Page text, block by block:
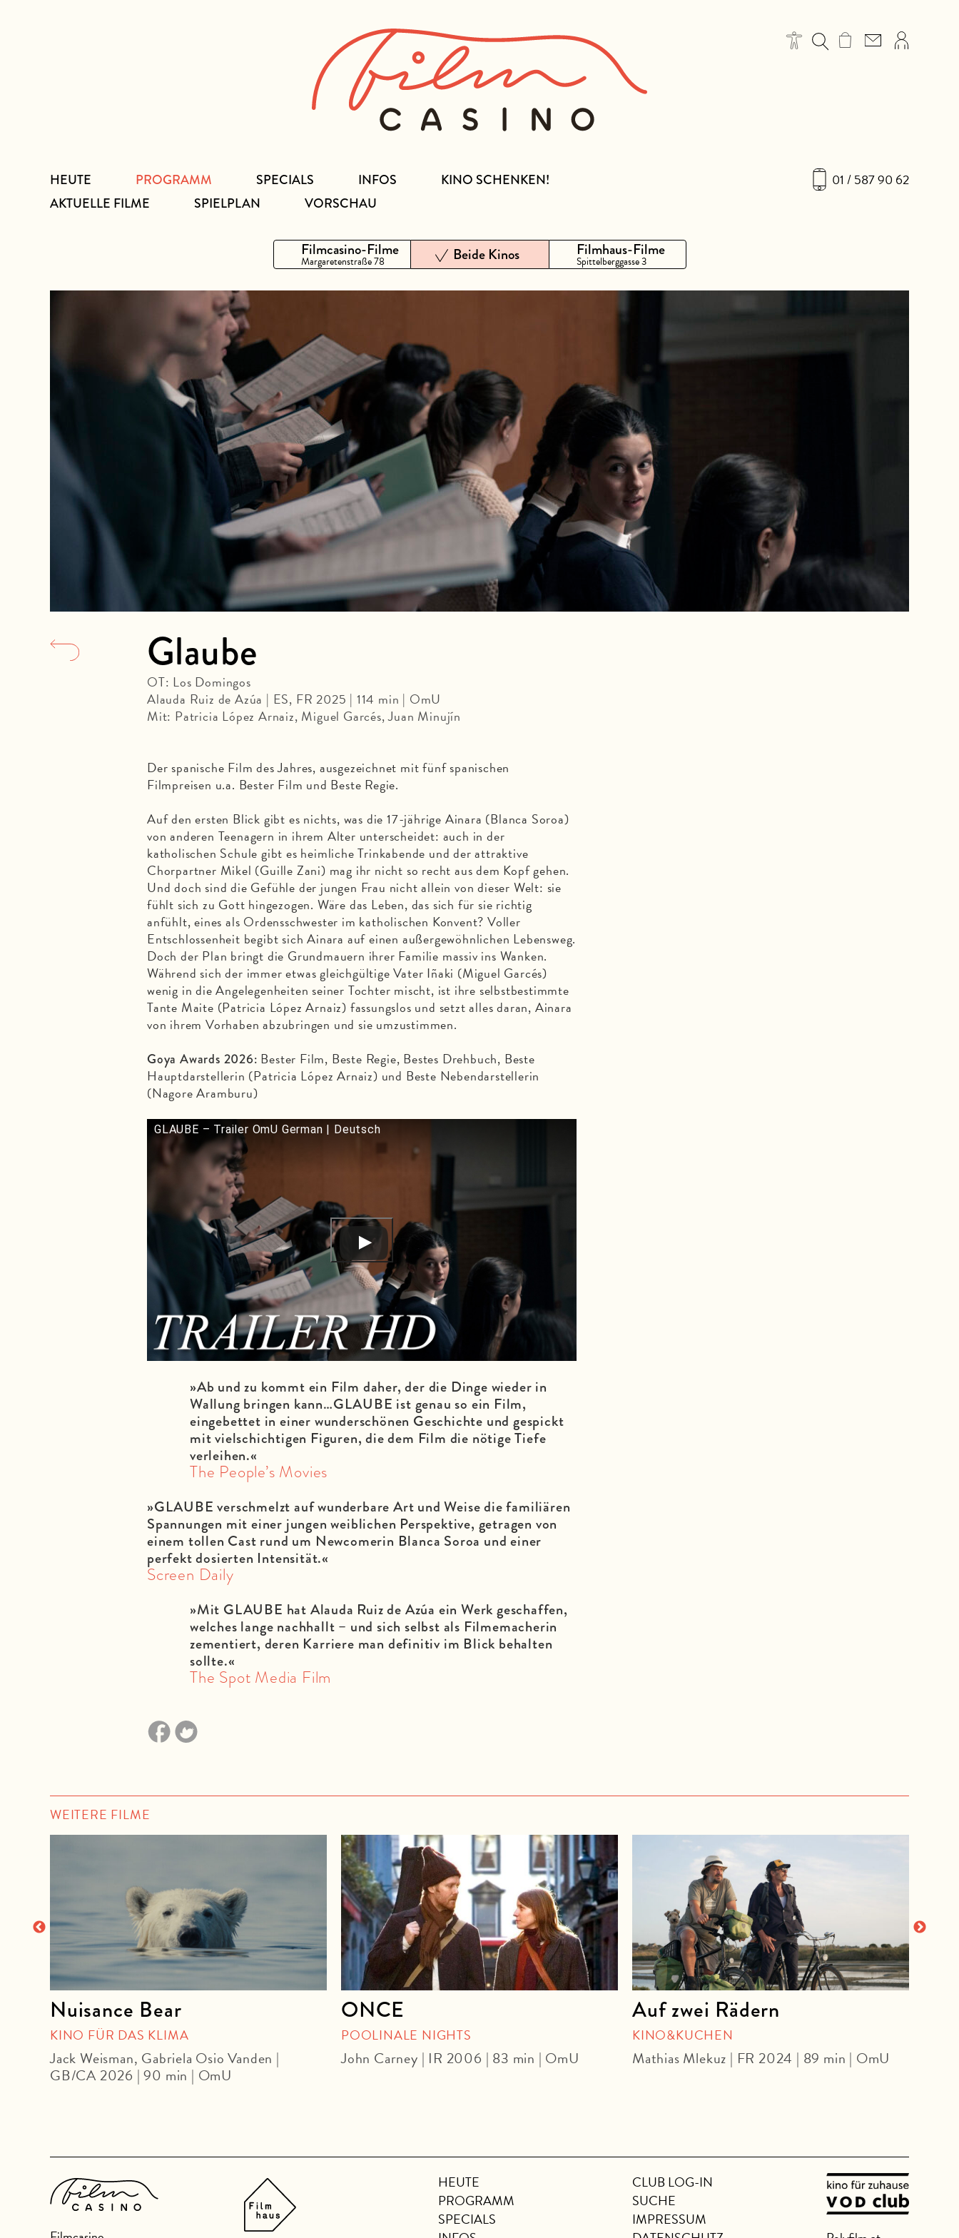
01 / 587 90 62
HEUTE
PROGRAMM
AKTUELLE FILME
SPIELPLAN VORSCHAU
SPECIALS INFOS KINO SCHENKEN!
Filmcasino-Filme
Margaretenstraße 78 Beide Kinos Filmhaus-Filme
Spittelberggasse 3
Glaube
OT: Los Domingos
Alauda Ruiz de Azúa | ES, FR 2025 | 114 min | OmU
Mit: Patricia López Arnaiz, Miguel Garcés, Juan Minujín
Der spanische Film des Jahres, ausgezeichnet mit fünf spanischen
Filmpreisen u.a. Bester Film und Beste Regie.
Auf den ersten Blick gibt es nichts, was die 17-jährige Ainara (Blanca Soroa)
von anderen Teenagern in ihrem Alter unterscheidet: auch in der
katholischen Schule gibt es heimliche Trinkabende und der attraktive
Chorpartner Mikel (Guille Zani) mag ihr nicht so recht aus dem Kopf gehen.
Und doch sind die Gefühle der jungen Frau nicht allein von dieser Welt: sie
fühlt sich zu Gott hingezogen. Wäre das Leben, das sich für sie richtig
anfühlt, eines als Ordensschwester im katholischen Konvent? Voller
Entschlossenheit begibt sich Ainara auf einen außergewöhnlichen Lebensweg.
Doch der Plan bringt die Grundmauern ihrer Familie massiv ins Wanken.
Während sich der immer etwas gleichgültige Vater Iñaki (Miguel Garcés)
wenig in die Angelegenheiten seiner Tochter mischt, ist ihre selbstbestimmte
Tante Maite (Patricia López Arnaiz) fassungslos und setzt alles daran, Ainara
von ihrem Vorhaben abzubringen und sie umzustimmen.
Goya Awards 2026: Bester Film, Beste Regie, Bestes Drehbuch, Beste
Hauptdarstellerin (Patricia López Arnaiz) und Beste Nebendarstellerin
(Nagore Aramburu)
GLAUBE – Trailer OmU German | Deutsch
»Ab und zu kommt ein Film daher, der die Dinge wieder in
Wallung bringen kann…GLAUBE ist genau so ein Film,
eingebettet in einer wunderschönen Geschichte und gespickt
mit vielschichtigen Figuren, die dem Film die nötige Tiefe
verleihen.«
The People’s Movies
»GLAUBE verschmelzt auf wunderbare Art und Weise die familiären
Spannungen mit einer jungen weiblichen Perspektive, getragen von
einem tollen Cast rund um Newcomerin Blanca Soroa und einer
perfekt dosierten Intensität.«
Screen Daily
»Mit GLAUBE hat Alauda Ruiz de Azúa ein Werk geschaffen,
welches lange nachhallt – und sich selbst als Filmemacherin
zementiert, deren Karriere man definitiv im Blick behalten
sollte.«
The Spot Media Film
WEITERE FILME
Nuisance Bear
KINO FÜR DAS KLIMA
Jack Weisman, Gabriela Osio Vanden |
GB/CA 2026 | 90 min | OmU
ONCE
POOLINALE NIGHTS
John Carney | IR 2006 | 83 min | OmU
Auf zwei Rädern
KINO&KUCHEN
Mathias Mlekuz | FR 2024 | 89 min | OmU
HEUTE
PROGRAMM
SPECIALS
CLUB LOG-IN
SUCHE
IMPRESSUM